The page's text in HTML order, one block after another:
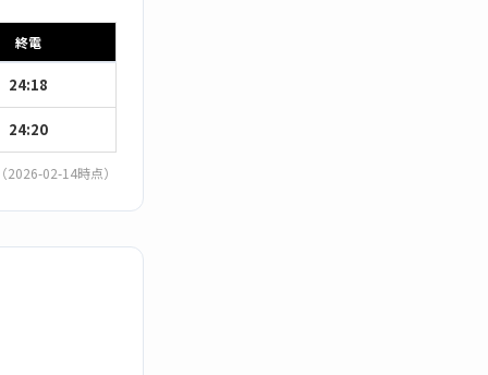
終電
24:18
24:20
2026-02-14時点）